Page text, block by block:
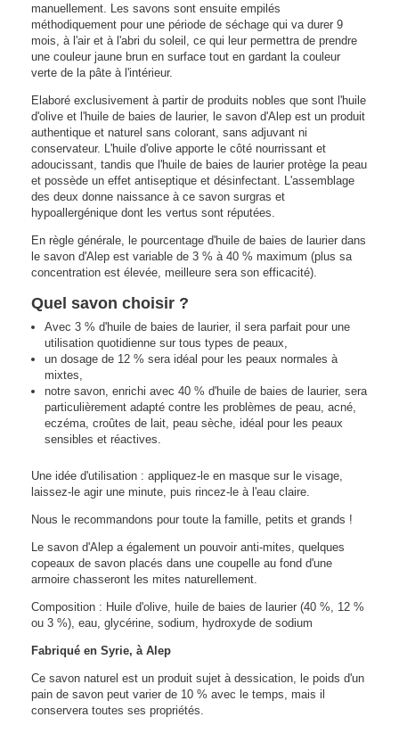
manuellement. Les savons sont ensuite empilés
méthodiquement pour une période de séchage qui va durer 9
mois, à l'air et à l'abri du soleil, ce qui leur permettra de prendre
une couleur jaune brun en surface tout en gardant la couleur
verte de la pâte à l'intérieur.
Elaboré exclusivement à partir de produits nobles que sont l'huile
d'olive et l'huile de baies de laurier, le savon d'Alep est un produit
authentique et naturel sans colorant, sans adjuvant ni
conservateur. L'huile d'olive apporte le côté nourrissant et
adoucissant, tandis que l'huile de baies de laurier protège la peau
et possède un effet antiseptique et désinfectant. L'assemblage
des deux donne naissance à ce savon surgras et
hypoallergénique dont les vertus sont réputées.
En règle générale, le pourcentage d'huile de baies de laurier dans
le savon d'Alep est variable de 3 % à 40 % maximum (plus sa
concentration est élevée, meilleure sera son efficacité).
Quel savon choisir ?
Avec 3 % d'huile de baies de laurier, il sera parfait pour une
utilisation quotidienne sur tous types de peaux,
un dosage de 12 % sera idéal pour les peaux normales à
mixtes,
notre savon, enrichi avec 40 % d'huile de baies de laurier, sera
particulièrement adapté contre les problèmes de peau, acné,
eczéma, croûtes de lait, peau sèche, idéal pour les peaux
sensibles et réactives.
Une idée d'utilisation : appliquez-le en masque sur le visage,
laissez-le agir une minute, puis rincez-le à l'eau claire.
Nous le recommandons pour toute la famille, petits et grands !
Le savon d'Alep a également un pouvoir anti-mites, quelques
copeaux de savon placés dans une coupelle au fond d'une
armoire chasseront les mites naturellement.
Composition : Huile d'olive, huile de baies de laurier (40 %, 12 %
ou 3 %), eau, glycérine, sodium, hydroxyde de sodium
Fabriqué en Syrie, à Alep
Ce savon naturel est un produit sujet à dessication, le poids d'un
pain de savon peut varier de 10 % avec le temps, mais il
conservera toutes ses propriétés.